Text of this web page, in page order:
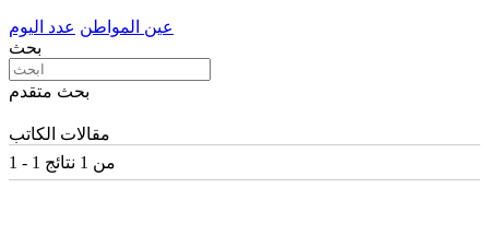
عين المواطن عدد اليوم
بحث
بحث متقدم
مقالات الكاتب
1 - 1 من 1 نتائج